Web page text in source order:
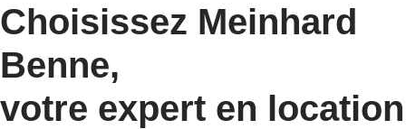
Choisissez Meinhard
Benne,
votre expert en location